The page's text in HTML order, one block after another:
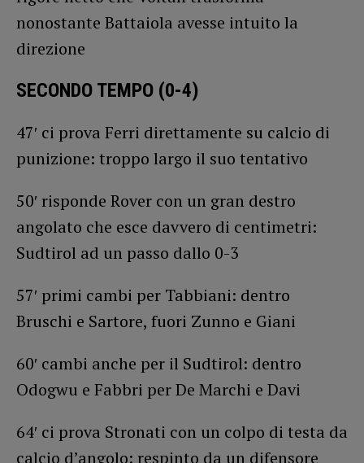
nonostante Battaiola avesse intuito la
direzione
SECONDO TEMPO (0-4)
47′ ci prova Ferri direttamente su calcio di
punizione: troppo largo il suo tentativo
50′ risponde Rover con un gran destro
angolato che esce davvero di centimetri:
Sudtirol ad un passo dallo 0-3
57′ primi cambi per Tabbiani: dentro
Bruschi e Sartore, fuori Zunno e Giani
60′ cambi anche per il Sudtirol: dentro
Odogwu e Fabbri per De Marchi e Davi
64′ ci prova Stronati con un colpo di testa da
calcio d’angolo: respinto da un difensore